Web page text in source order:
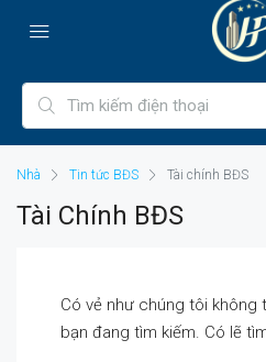
Nhà Tin tức BĐS Tài chính BĐS
Tài Chính BĐS
Có vẻ như chúng tôi không
bạn đang tìm kiếm. Có lẽ